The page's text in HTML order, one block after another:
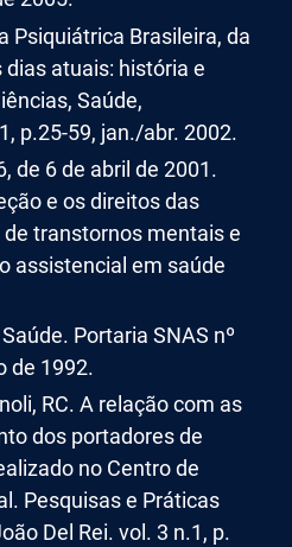
Psiquiátrica Brasileira, da
atuais: história e
Saúde,
p.25-59, jan./abr. 2002.
de 6 de abril de 2001.
e os direitos das
transtornos mentais e
assistencial em saúde
Portaria SNAS nº
de 1992.
RC. A relação com as
dos portadores de
no Centro de
Pesquisas e Práticas
Del Rei. vol. 3 n.1, p.